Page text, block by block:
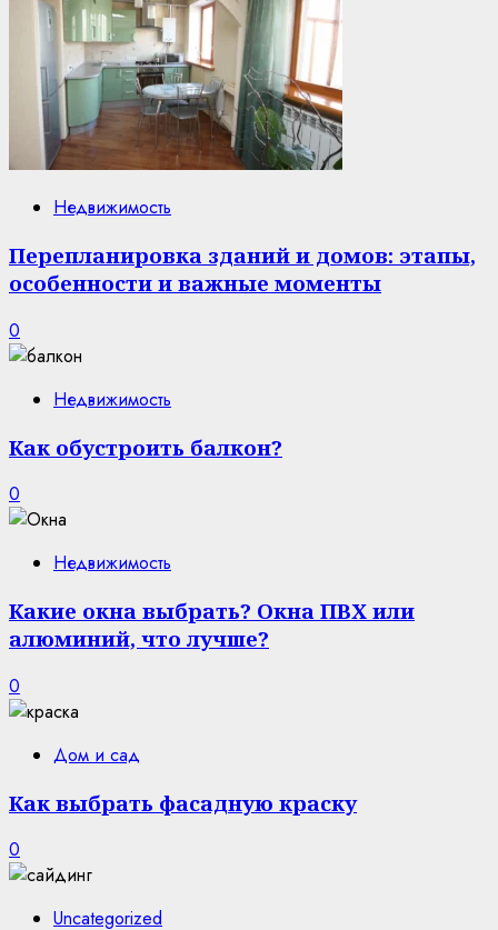
Недвижимость
Перепланировка зданий и домов: этапы,
особенности и важные моменты
0
Недвижимость
Как обустроить балкон?
0
Недвижимость
Какие окна выбрать? Окна ПВХ или
алюминий, что лучше?
0
Дом и сад
Как выбрать фасадную краску
0
Uncategorized